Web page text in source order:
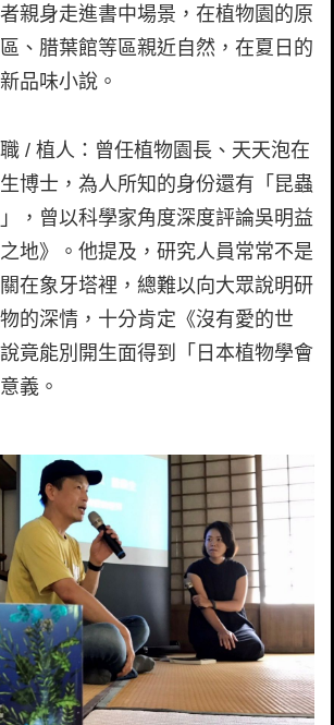
親身走進書中場景，在植物園的原
、腊葉館等區親近自然，在夏日的
品味小說。
/ 植人：曾任植物園長、天天泡在
博士，為人所知的身份還有「昆蟲
，曾以科學家角度深度評論吳明益
地》。他提及，研究人員常常不是
在象牙塔裡，總難以向大眾說明研
的深情，十分肯定《沒有愛的世
竟能別開生面得到「日本植物學會
義。